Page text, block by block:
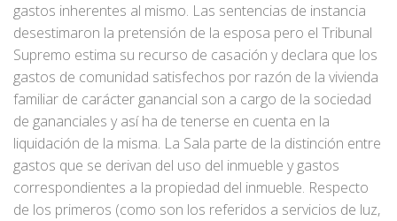
gastos inherentes al mismo. Las sentencias de instancia
desestimaron la pretensión de la esposa pero el Tribunal
Supremo estima su recurso de casación y declara que los
gastos de comunidad satisfechos por razón de la vivienda
familiar de carácter ganancial son a cargo de la sociedad
de gananciales y así ha de tenerse en cuenta en la
liquidación de la misma. La Sala parte de la distinción entre
gastos que se derivan del uso del inmueble y gastos
correspondientes a la propiedad del inmueble. Respecto
de los primeros (como son los referidos a servicios de luz,